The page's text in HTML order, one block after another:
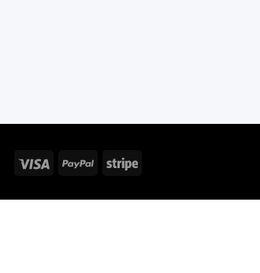
Visa PayPal Stripe